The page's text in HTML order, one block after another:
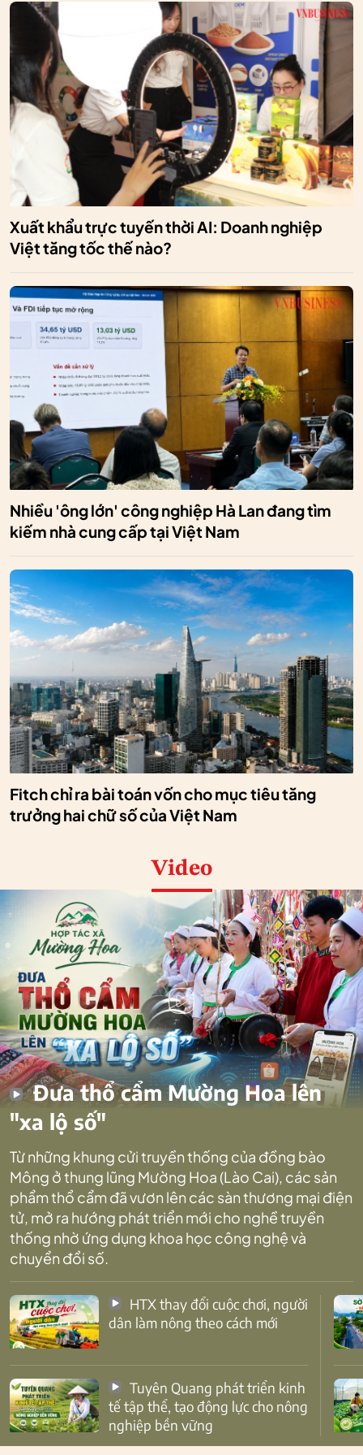
Xuất khẩu trực tuyến thời AI: Doanh nghiệp
Việt tăng tốc thế nào?
Nhiều 'ông lớn' công nghiệp Hà Lan đang tìm
kiếm nhà cung cấp tại Việt Nam
Fitch chỉ ra bài toán vốn cho mục tiêu tăng
trưởng hai chữ số của Việt Nam
Video
Đưa thổ cẩm Mường Hoa lên
"xa lộ số"
Từ những khung cửi truyền thống của đồng bào
Mông ở thung lũng Mường Hoa (Lào Cai), các sản
phẩm thổ cẩm đã vươn lên các sàn thương mại điện
tử, mở ra hướng phát triển mới cho nghề truyền
thống nhờ ứng dụng khoa học công nghệ và
chuyển đổi số.
dân làm nông theo cách mới
tế tập thể, tạo động lực cho nông
nghiệp bền vững